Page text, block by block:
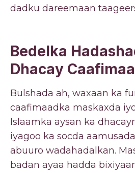
dadku dareemaan
Bedelka
Dhacay
Bulshada ah, waxaan ka
caafimaadka maskaxda
Islaamka aysan ka
iyagoo ka socda
abuuro wadahadalkan.
badan ayaa hadda